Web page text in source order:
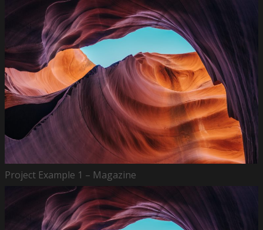
Project Example 1 – Magazine